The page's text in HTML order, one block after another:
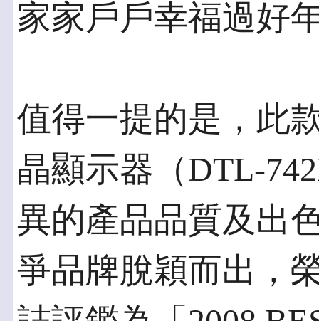
家家戶戶幸福過好
值得一提的是，此
晶顯示器（DTL-
異的產品品質及出
爭品牌脫穎而出，